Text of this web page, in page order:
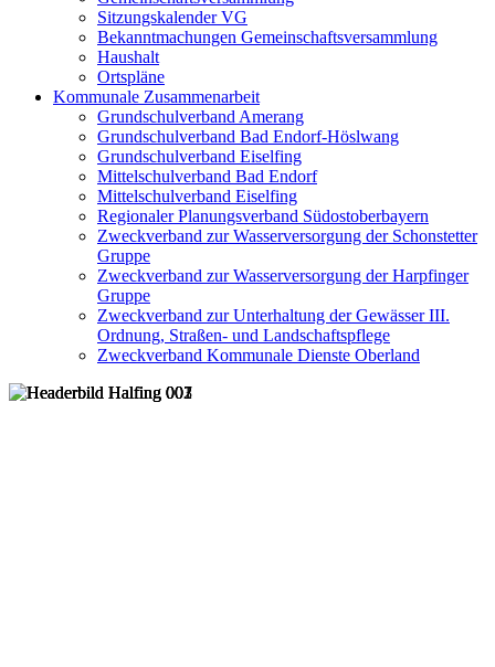
Sitzungskalender VG
Bekanntmachungen Gemeinschaftsversammlung
Haushalt
Ortspläne
Kommunale Zusammenarbeit
Grundschulverband Amerang
Grundschulverband Bad Endorf-Höslwang
Grundschulverband Eiselfing
Mittelschulverband Bad Endorf
Mittelschulverband Eiselfing
Regionaler Planungsverband Südostoberbayern
Zweckverband zur Wasserversorgung der Schonstetter
Gruppe
Zweckverband zur Wasserversorgung der Harpfinger
Gruppe
Zweckverband zur Unterhaltung der Gewässer III.
Ordnung, Straßen- und Landschaftspflege
Zweckverband Kommunale Dienste Oberland